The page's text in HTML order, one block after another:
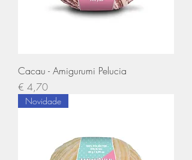
Cacau - Amigurumi Pelucia
Preço
€ 4,70
Novidade